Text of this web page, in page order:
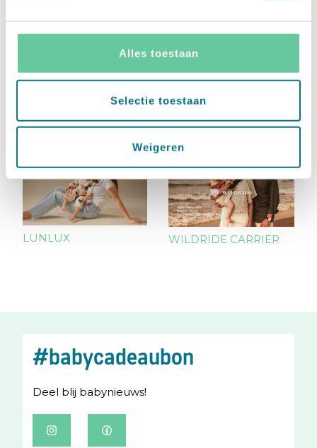
Alles toestaan
Selectie toestaan
Weigeren
LUNLUX WILDRIDE CARRIER
#babycadeaubon
Deel blij babynieuws!
I
F